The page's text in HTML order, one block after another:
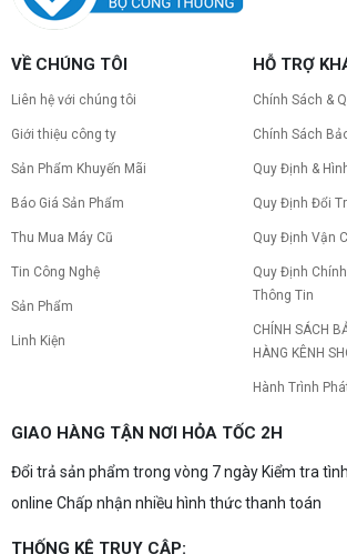
nhân và Cách khắc
Tình trạng PC gaming
máy giật lag, giảm tuổi
nguyên nhân và cách
CPU AMD Ryzen 7
ra mắt: Nhanh, Mạnh,
với công nghệ 3D V-
10 Nguyên nhân khiến
FPS thường gặp
PC gaming bị tụt FPS sau
và cách kiểm tra, khắc
NVIDIA Hoãn Ra Mắt
"Mắc Kẹt" Vì Giá RAM
NVIDIA đột ngột tạm hoãn
bến nhà máy của các đối
nhớ GDDR7 3GB, khi chi
VỀ CHÚNG TÔI
Liên hệ với chúng tôi
Giới thiệu công ty
Sản Phẩm Khuyến Mãi
Báo Giá Sản Phẩm
Thu Mua Máy Cũ
Tin Công Nghệ
Sản Phẩm
Linh Kiện
HỖ TRỢ
Chính Sách &
Chính Sách
Quy Định &
Quy Định Đổi
Quy Định Vận
Quy Định
Thông Tin
CHÍNH SÁCH
HÀNG KÊNH
Hành Trình
GIAO HÀNG TẬN NƠI HỎA TỐC 2H
Đổi trả sản phẩm trong vòng 7 ngày Kiểm tra
online Chấp nhận nhiều hình thức thanh toán
THỐNG KÊ TRUY CẬP: